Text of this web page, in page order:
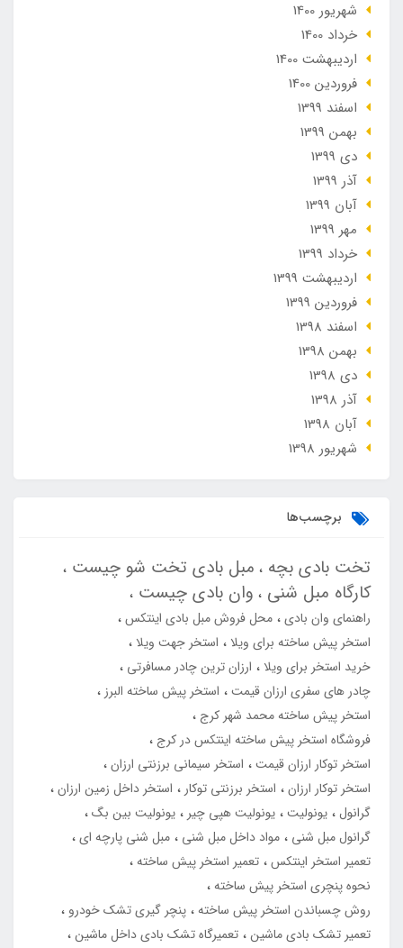
شهریور 1400
خرداد 1400
ارديبهشت 1400
فروردین 1400
اسفند 1399
بهمن 1399
دی 1399
آذر 1399
آبان 1399
مهر 1399
خرداد 1399
ارديبهشت 1399
فروردین 1399
اسفند 1398
بهمن 1398
دی 1398
آذر 1398
آبان 1398
شهریور 1398
برچسب‌ها
تخت بادی بچه مبل بادی تخت شو چیست
کارگاه مبل شنی وان بادی چیست
راهنمای وان بادی محل فروش مبل بادی اینتکس
استخر پیش ساخته برای ویلا
استخر جهت ویلا
خرید استخر برای ویلا
ارزان ترین چادر مسافرتی
چادر های سفری ارزان قیمت
استخر پیش ساخته البرز
استخر پیش ساخته محمد شهر کرج
فروشگاه استخر پیش ساخته اینتکس در کرج
استخر توکار ارزان قیمت
استخر سیمانی برزنتی ارزان
استخر توکار ارزان
استخر برزنتی توکار
استخر داخل زمین ارزان
گرانول یونولیت یونولیت هپی چیر
یونولیت بین بگ
گرانول مبل شنی
مواد داخل مبل شنی
مبل شنی پارچه ای
تعمیر استخر اینتکس تعمیر استخر پیش ساخته
نحوه پنچری استخر پیش ساخته
روش چسباندن استخر پیش ساخته پنچر گیری تشک خودرو
تعمیر تشک بادی ماشین تعمیرگاه تشک بادی داخل ماشین